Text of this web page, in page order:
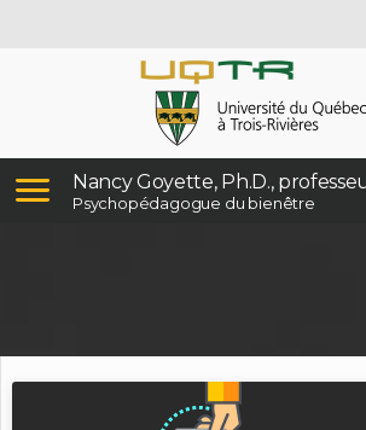
Nancy Goyette, Ph.D.,
Psychopédagogue du bienêtre